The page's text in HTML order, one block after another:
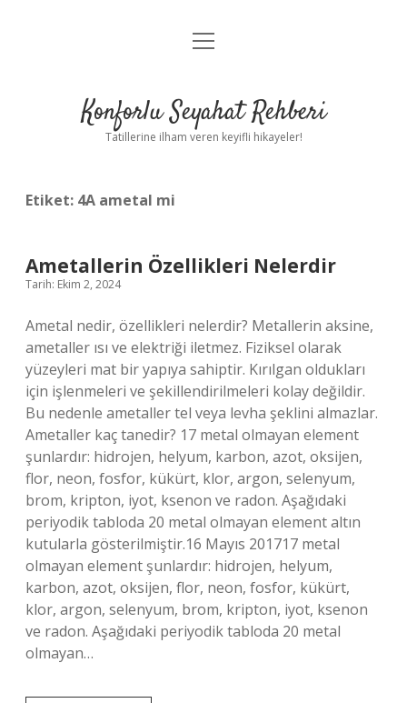
Anasayfa
Yasal Uyarı
menüyü
Konforlu Seyahat Rehberi
Tatillerine ilham veren keyifli hikayeler!
Etiket: 4A ametal mi
Ametallerin Özellikleri Nelerdir
Tarih: Ekim 2, 2024
Ametal nedir, özellikleri nelerdir? Metallerin aksine,
ametaller ısı ve elektriği iletmez. Fiziksel olarak
yüzeyleri mat bir yapıya sahiptir. Kırılgan oldukları
için işlenmeleri ve şekillendirilmeleri kolay değildir.
Bu nedenle ametaller tel veya levha şeklini almazlar.
Ametaller kaç tanedir? 17 metal olmayan element
şunlardır: hidrojen, helyum, karbon, azot, oksijen,
flor, neon, fosfor, kükürt, klor, argon, selenyum,
brom, kripton, iyot, ksenon ve radon. Aşağıdaki
periyodik tabloda 20 metal olmayan element altın
kutularla gösterilmiştir.16 Mayıs 201717 metal
olmayan element şunlardır: hidrojen, helyum,
karbon, azot, oksijen, flor, neon, fosfor, kükürt,
klor, argon, selenyum, brom, kripton, iyot, ksenon
ve radon. Aşağıdaki periyodik tabloda 20 metal
olmayan…